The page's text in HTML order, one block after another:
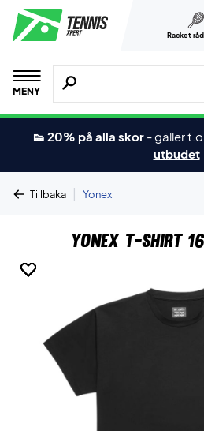
Racket
MENY
Sök efter produkter,
👟 20% på alla skor -gäller
utbudet
Tillbaka | Yonex
Yonex T-shirt